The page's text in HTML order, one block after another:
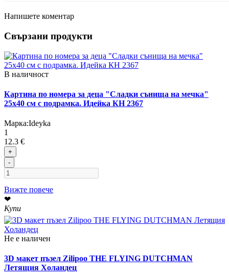
Напишете коментар
Свързани продукти
В наличност
Картина по номера за деца "Сладки сънища на мечка"
25х40 см с подрамка. Идейка КН 2367
Марка:Ideyka
1
12.3 €
+
-
Вижте повече
❤
Купи
Не е наличен
3D макет пъзел Zilipoo THE FLYING DUTCHMAN
Летящия Холандец